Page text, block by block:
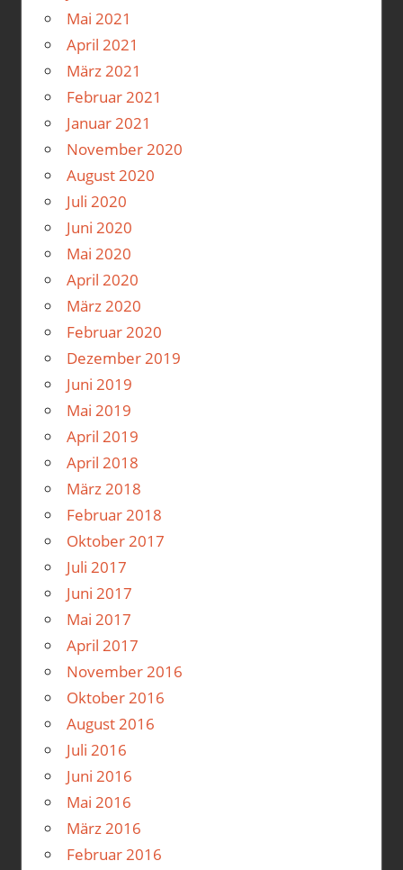
Mai 2021
April 2021
März 2021
Februar 2021
Januar 2021
November 2020
August 2020
Juli 2020
Juni 2020
Mai 2020
April 2020
März 2020
Februar 2020
Dezember 2019
Juni 2019
Mai 2019
April 2019
April 2018
März 2018
Februar 2018
Oktober 2017
Juli 2017
Juni 2017
Mai 2017
April 2017
November 2016
Oktober 2016
August 2016
Juli 2016
Juni 2016
Mai 2016
März 2016
Februar 2016